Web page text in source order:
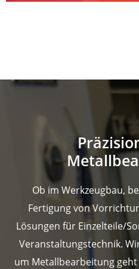
Ob im Werkzeugbau,
Fertigung von
Lösungen für Einzelteile/
Veranstaltungstechnik.
um Metallbearbeitung